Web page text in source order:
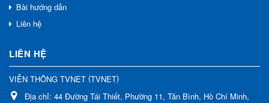
Bài hướng dẫn
Liên hệ
LIÊN HỆ
VIỄN THÔNG TVNET (TVNET)
Địa chỉ: 44 Đường Tái Thiết, Phường 11, Tân Bình, Hồ Chí Minh,